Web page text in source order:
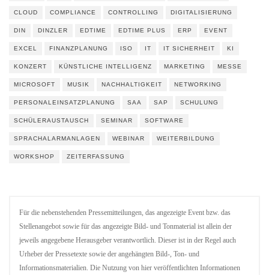
CLOUD COMPLIANCE CONTROLLING DIGITALISIERUNG
DIN DINZLER EDTIME EDTIME PLUS ERP EVENT
EXCEL FINANZPLANUNG ISO IT IT SICHERHEIT KI
KONZERT KÜNSTLICHE INTELLIGENZ MARKETING MESSE
MICROSOFT MUSIK NACHHALTIGKEIT NETWORKING
PERSONALEINSATZPLANUNG SAA SAP SCHULUNG
SCHÜLERAUSTAUSCH SEMINAR SOFTWARE
SPRACHALARMANLAGEN WEBINAR WEITERBILDUNG
WORKSHOP ZEITERFASSUNG
Für die nebenstehenden Pressemitteilungen, das angezeigte Event bzw. das
Stellenangebot sowie für das angezeigte Bild- und Tonmaterial ist allein der
jeweils angegebene Herausgeber verantwortlich. Dieser ist in der Regel auch
Urheber der Pressetexte sowie der angehängten Bild-, Ton- und
Informationsmaterialien. Die Nutzung von hier veröffentlichten Informationen